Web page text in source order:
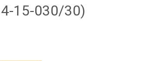
15-030/30)